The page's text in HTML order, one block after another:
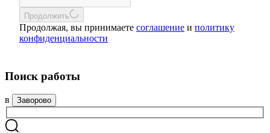
Продолжить
Продолжая, вы принимаете соглашение и политику
конфиденциальности
Поиск работы
в Заворово